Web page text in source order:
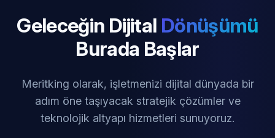
Geleceğin Dijital Dönüşümü
Burada Başlar
Meritking olarak, işletmenizi dijital dünyada bir
adım öne taşıyacak stratejik çözümler ve
teknolojik altyapı hizmetleri sunuyoruz.